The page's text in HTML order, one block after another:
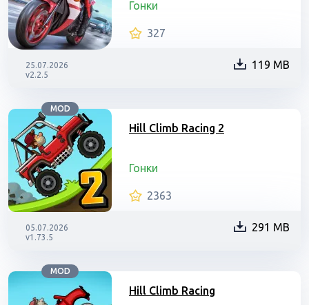
Гонки
327
25.07.2026
v2.2.5
119 MB
MOD
Hill Climb Racing 2
Гонки
2363
05.07.2026
v1.73.5
291 MB
MOD
Hill Climb Racing